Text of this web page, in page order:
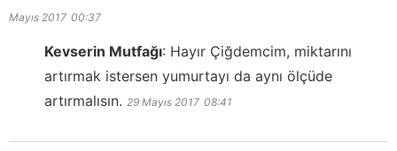
Mayıs 2017 00:37
Kevserin Mutfağı: Hayır Çiğdemcim, miktarını
artırmak istersen yumurtayı da aynı ölçüde
artırmalısın. 29 Mayıs 2017 08:41